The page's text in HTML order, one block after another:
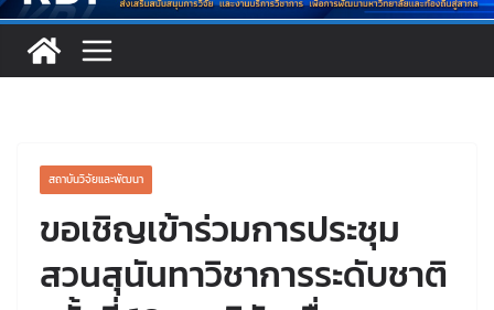
สถาบันวิจัยและพัฒนา
ขอเชิญเข้าร่วมการประชุม
สวนสุนันทาวิชาการระดับชาติ